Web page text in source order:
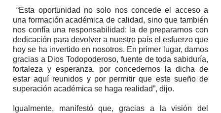
“Esta oportunidad no solo nos concede el acceso a
una formación académica de calidad, sino que también
nos confía una responsabilidad: la de prepararnos con
dedicación para devolver a nuestro país el esfuerzo que
hoy se ha invertido en nosotros. En primer lugar, damos
gracias a Dios Todopoderoso, fuente de toda sabiduría,
fortaleza y esperanza, por concedernos la dicha de
estar aquí reunidos y por permitir que este sueño de
superación académica se haga realidad”, dijo.
Igualmente, manifestó que, gracias a la visión del